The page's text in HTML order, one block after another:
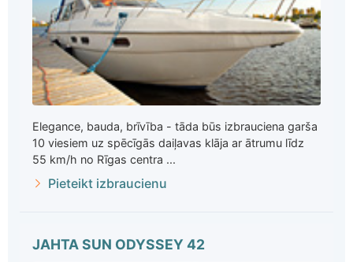
Elegance, bauda, brīvība - tāda būs izbrauciena garša
10 viesiem uz spēcīgās daiļavas klāja ar ātrumu līdz
55 km/h no Rīgas centra ...
Pieteikt izbraucienu
JAHTA SUN ODYSSEY 42